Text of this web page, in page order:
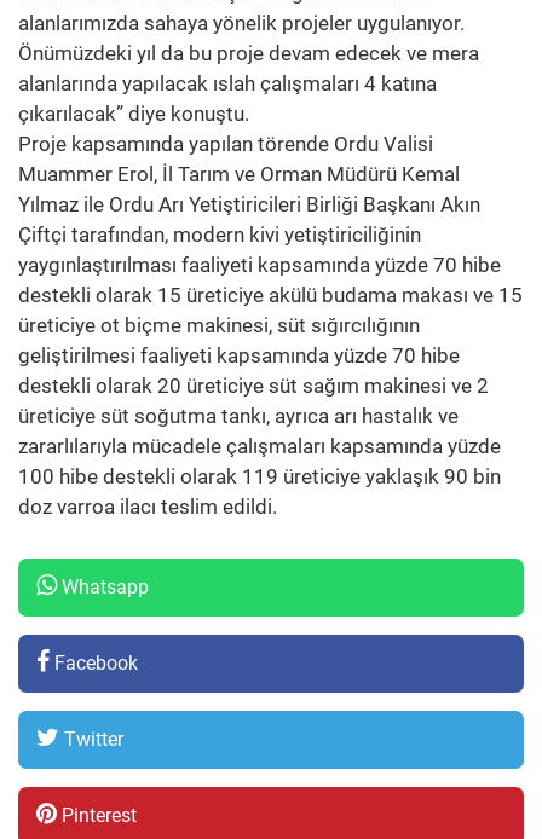
alanlarımızda sahaya yönelik projeler uygulanıyor.
Önümüzdeki yıl da bu proje devam edecek ve mera
alanlarında yapılacak ıslah çalışmaları 4 katına
çıkarılacak” diye konuştu.
Proje kapsamında yapılan törende Ordu Valisi
Muammer Erol, İl Tarım ve Orman Müdürü Kemal
Yılmaz ile Ordu Arı Yetiştiricileri Birliği Başkanı Akın
Çiftçi tarafından, modern kivi yetiştiriciliğinin
yaygınlaştırılması faaliyeti kapsamında yüzde 70 hibe
destekli olarak 15 üreticiye akülü budama makası ve 15
üreticiye ot biçme makinesi, süt sığırcılığının
geliştirilmesi faaliyeti kapsamında yüzde 70 hibe
destekli olarak 20 üreticiye süt sağım makinesi ve 2
üreticiye süt soğutma tankı, ayrıca arı hastalık ve
zararlılarıyla mücadele çalışmaları kapsamında yüzde
100 hibe destekli olarak 119 üreticiye yaklaşık 90 bin
doz varroa ilacı teslim edildi.
Whatsapp
Facebook
Twitter
Pinterest